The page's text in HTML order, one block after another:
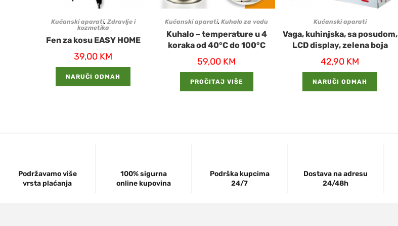
Kućanski aparati, Zdravlje i
kozmetika
Fen za kosu EASY HOME
39,00 KM
NARUČI ODMAH
Kućanski aparati, Kuhalo za vodu
Kuhalo – temperature u 4
koraka od 40°C do 100°C
59,00 KM
PROČITAJ VIŠE
Kućanski aparati
Vaga, kuhinjska, sa posudom,
LCD display, zelena boja
42,90 KM
NARUČI ODMAH
Podržavamo više
vrsta plaćanja
100% sigurna
online kupovina
Podrška kupcima
24/7
Dostava na adresu
24/48h